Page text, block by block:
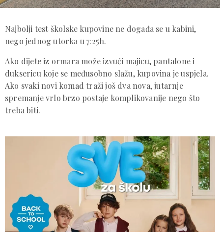
Najbolji test školske kupovine ne događa se u kabini,
nego jednog utorka u 7:25h.
Ako dijete iz ormara može izvući majicu, pantalone i
duksericu koje se međusobno slažu, kupovina je uspjela.
Ako svaki novi komad traži još dva nova, jutarnje
spremanje vrlo brzo postaje komplikovanije nego što
treba biti.